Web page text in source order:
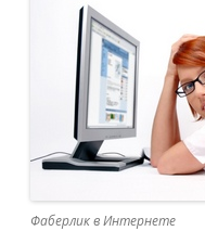
Фаберлик в Интернете